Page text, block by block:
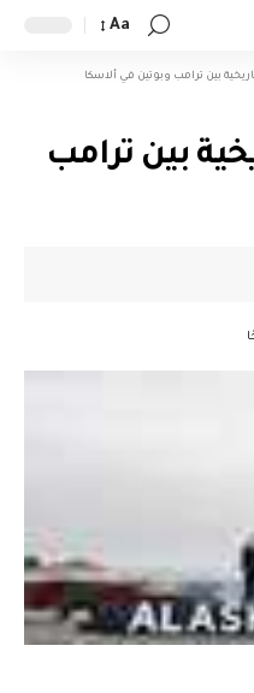
Aa
بين ترامب وبوتين في ألاسكا
بين ترامب